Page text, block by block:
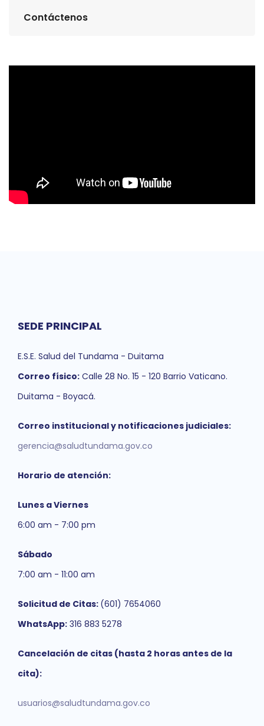
Contáctenos
SEDE PRINCIPAL
E.S.E. Salud del Tundama - Duitama
Correo físico: Calle 28 No. 15 - 120 Barrio Vaticano.
Duitama - Boyacá.
Correo institucional y notificaciones judiciales:
gerencia@saludtundama.gov.co
Horario de atención:
Lunes a Viernes
6:00 am - 7:00 pm
Sábado
7:00 am - 11:00 am
Solicitud de Citas: (601) 7654060
WhatsApp: 316 883 5278
Cancelación de citas (hasta 2 horas antes de la
cita):
usuarios@saludtundama.gov.co